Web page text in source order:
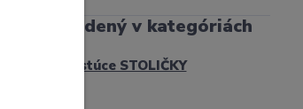
Tovar zaradený v kategóriách
Detské rastúce STOLIČKY